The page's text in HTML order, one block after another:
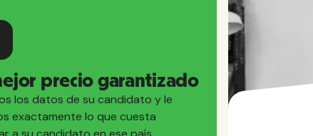
precio garantizado
los datos de su candidato y le
exactamente lo que cuesta